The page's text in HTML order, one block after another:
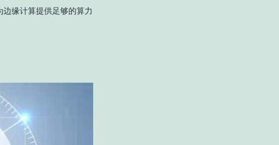
缘计算提供足够的算力